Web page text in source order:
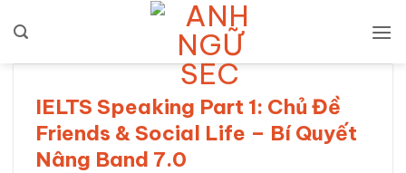
qua
IELTS Speaking Part 1: Chủ Đề
Friends & Social Life – Bí Quyết
Nâng Band 7.0